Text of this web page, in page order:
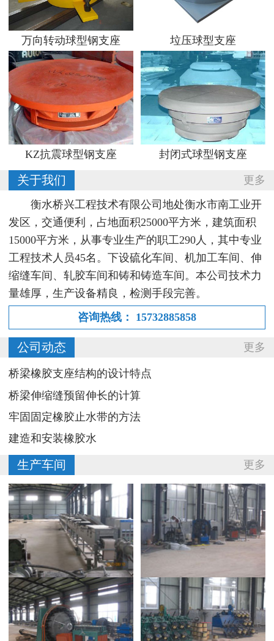
万向转动球型钢支座 垃压球型支座
KZ抗震球型钢支座 封闭式球型钢支座
更多
关于我们
衡水桥兴工程技术有限公司地处衡水市南工业开
发区，交通便利，占地面积25000平方米，建筑面积
15000平方米，从事专业生产的职工290人，其中专业
工程技术人员45名。下设硫化车间、机加工车间、伸
缩缝车间、轧胶车间和铸和铸造车间。本公司技术力
量雄厚，生产设备精良，检测手段完善。
咨询热线：
15732885858
更多
公司动态
桥梁橡胶支座结构的设计特点
桥梁伸缩缝预留伸长的计算
牢固固定橡胶止水带的方法
建造和安装橡胶水
更多
生产车间